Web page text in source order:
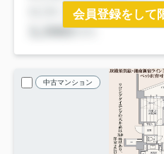
会員登録をして
中古マンション